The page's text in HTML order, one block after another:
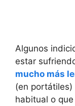
Algunos
estar
mucho más
(en
habitual o